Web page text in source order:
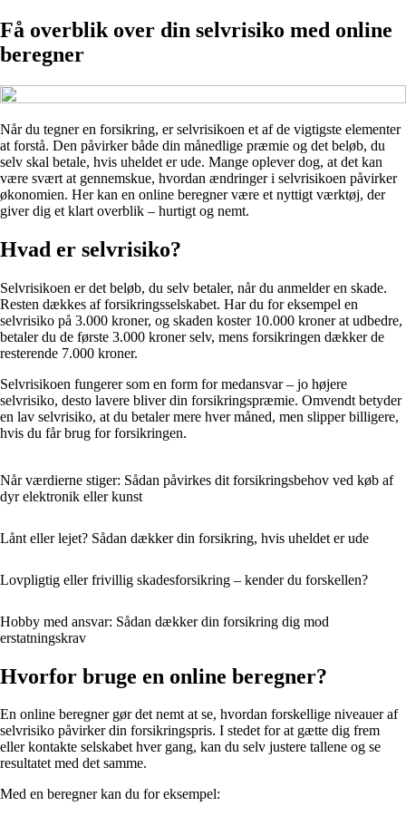
Få overblik over din selvrisiko med online
beregner
Når du tegner en forsikring, er selvrisikoen et af de vigtigste elementer
at forstå. Den påvirker både din månedlige præmie og det beløb, du
selv skal betale, hvis uheldet er ude. Mange oplever dog, at det kan
være svært at gennemskue, hvordan ændringer i selvrisikoen påvirker
økonomien. Her kan en online beregner være et nyttigt værktøj, der
giver dig et klart overblik – hurtigt og nemt.
Hvad er selvrisiko?
Selvrisikoen er det beløb, du selv betaler, når du anmelder en skade.
Resten dækkes af forsikringsselskabet. Har du for eksempel en
selvrisiko på 3.000 kroner, og skaden koster 10.000 kroner at udbedre,
betaler du de første 3.000 kroner selv, mens forsikringen dækker de
resterende 7.000 kroner.
Selvrisikoen fungerer som en form for medansvar – jo højere
selvrisiko, desto lavere bliver din forsikringspræmie. Omvendt betyder
en lav selvrisiko, at du betaler mere hver måned, men slipper billigere,
hvis du får brug for forsikringen.
Når værdierne stiger: Sådan påvirkes dit forsikringsbehov ved køb af
dyr elektronik eller kunst
Lånt eller lejet? Sådan dækker din forsikring, hvis uheldet er ude
Lovpligtig eller frivillig skadesforsikring – kender du forskellen?
Hobby med ansvar: Sådan dækker din forsikring dig mod
erstatningskrav
Hvorfor bruge en online beregner?
En online beregner gør det nemt at se, hvordan forskellige niveauer af
selvrisiko påvirker din forsikringspris. I stedet for at gætte dig frem
eller kontakte selskabet hver gang, kan du selv justere tallene og se
resultatet med det samme.
Med en beregner kan du for eksempel: